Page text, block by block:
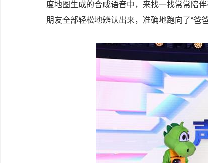
度地图生成的合成语音中，来找一找常常陪
朋友全部轻松地辨认出来，准确地跑向了“爸爸